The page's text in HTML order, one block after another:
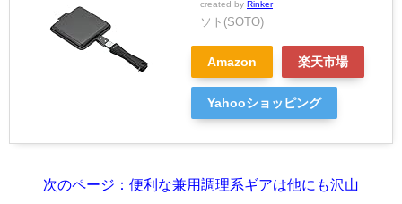
created by Rinker
ソト(SOTO)
Amazon 楽天市場
Yahooショッピング
次のページ：便利な兼用調理系ギアは他にも沢山